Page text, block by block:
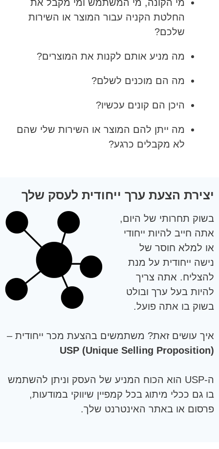
מי הקונה, מי המשתמש ומי מקבל את
החלטת הקניה עבור המוצר או השירות
שלכם?
מה מניע אותם לקנות את המוצרים?
מה הם מוכנים לשלם?
היכן הם קונים עכשיו?
מה ייתן להם המוצר או השירות שלי שהם
לא מקבלים כרגע?
יצירת הצעת ערך ייחודית לעסק שלך
בשוק תחרותי של היום,
אתה חייב להיות ייחודי
או למלא חוסר של
נישה ייחודית על מנת
להצליח. אתה צריך
להיות בעל ערך ובולט
בשוק בו אתה פועל.
איך עושים זאת? משתמשים בהצעת מכר ייחודית –
(USP (Unique Selling Proposition
ה-USP הוא הכוח המניע של העסק וניתן להשתמש
בו גם ככלי מיתוג בכל קמפיין שיווקי במודעות,
פרסום או באתר האינטרנט שלך.